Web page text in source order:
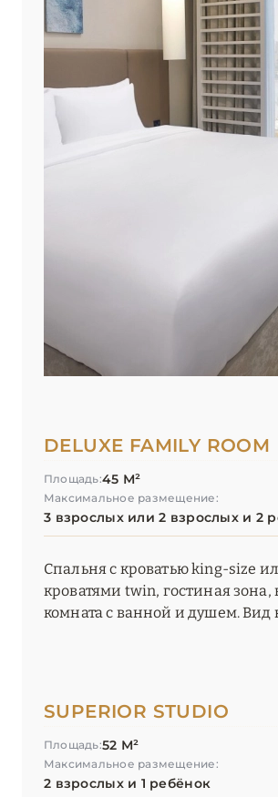
DELUXE FAMILY ROOM
Площадь:45 М²
Максимальное размещение:
3 взрослых или 2 взрослых и 2
Спальня с кроватью king-size
кроватями twin, гостиная зона,
комната с ванной и душем. Вид
SUPERIOR STUDIO
Площадь:52 М²
Максимальное размещение:
2 взрослых и 1 ребёнок